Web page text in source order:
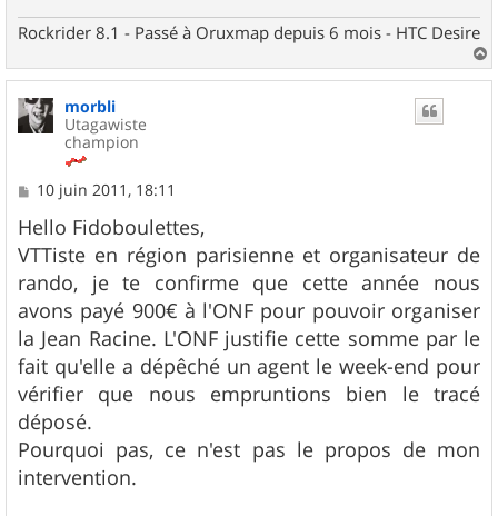
Rockrider 8.1 - Passé à Oruxmap depuis 6 mois - HTC Desire
a
morbli
Utagawiste
champion
M
s
s
a
g
e
10 juin 2011, 18:11
Hello Fidoboulettes,
VTTiste en région parisienne et organisateur de
rando, je te confirme que cette année nous
avons payé 900€ à l'ONF pour pouvoir organiser
la Jean Racine. L'ONF justifie cette somme par le
fait qu'elle a dépêché un agent le week-end pour
vérifier que nous empruntions bien le tracé
déposé.
Pourquoi pas, ce n'est pas le propos de mon
intervention.